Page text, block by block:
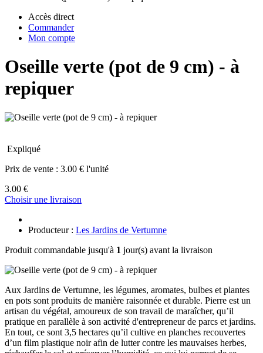
Accès direct
Commander
Mon compte
Oseille verte (pot de 9 cm) - à
repiquer
Expliqué
Prix de vente : 3.00 € l'unité
3.00 €
Choisir une livraison
Producteur : Les Jardins de Vertumne
Produit commandable jusqu'à 1 jour(s) avant la livraison
Aux Jardins de Vertumne, les légumes, aromates, bulbes et plantes
en pots sont produits de manière raisonnée et durable. Pierre est un
artisan du végétal, amoureux de son travail de maraîcher, qu’il
pratique en parallèle à son activité d'entrepreneur de parcs et jardins.
En tout, ce sont 3,5 hectares qu’il cultive en planches recouvertes
d’un film plastique noir afin de lutter contre les mauvaises herbes,